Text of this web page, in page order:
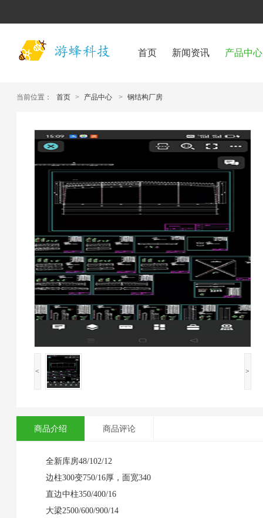
首页 新闻资讯 产品中心
当前位置： 首页 > 产品中心 > 钢结构厂房
< >
商品介绍 商品评论
全新库房48/102/12
边柱300变750/16厚，面宽340
直边中柱350/400/16
大梁2500/600/900/14